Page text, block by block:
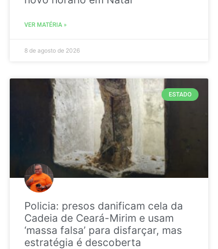
VER MATÉRIA »
8 de agosto de 2026
ESTADO
Policia: presos danificam cela da
Cadeia de Ceará-Mirim e usam
‘massa falsa’ para disfarçar, mas
estratégia é descoberta